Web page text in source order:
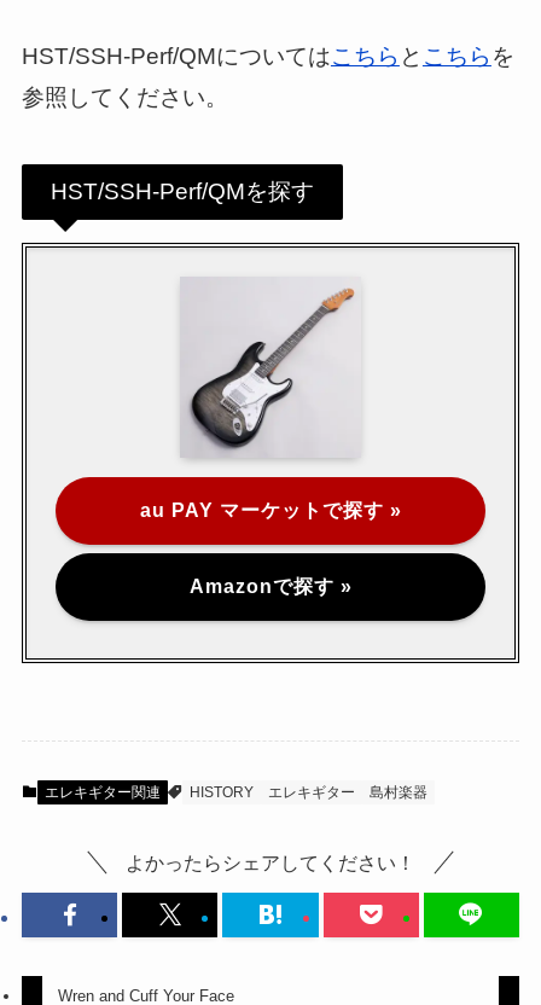
HST/SSH-Perf/QMについてはこちら と こちら を
参照してください。
HST/SSH-Perf/QMを探す
au PAY マーケットで探す »
Amazonで探す »
エレキギター関連 HISTORY エレキギター 島村楽器
よかったらシェアしてください！
Wren and Cuff Your Face